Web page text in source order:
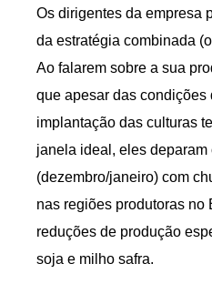
Os dirigentes da empresa
da estratégia combinada
Ao falarem sobre a sua
que apesar das condições
implantação das culturas
janela ideal, eles deparam
(dezembro/janeiro) com
nas regiões produtoras no
reduções de produção
soja e milho safra.